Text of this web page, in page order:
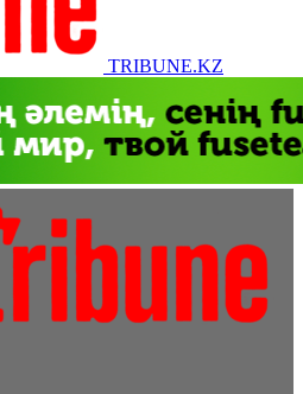
TRIBUNE.KZ